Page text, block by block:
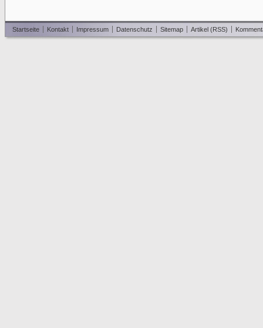
Startseite Kontakt Impressum Datenschutz Sitemap Artikel (RSS)